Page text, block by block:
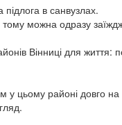
в санвузлах.
тому можна одразу
Вінниці для життя:
у цьому районі довго